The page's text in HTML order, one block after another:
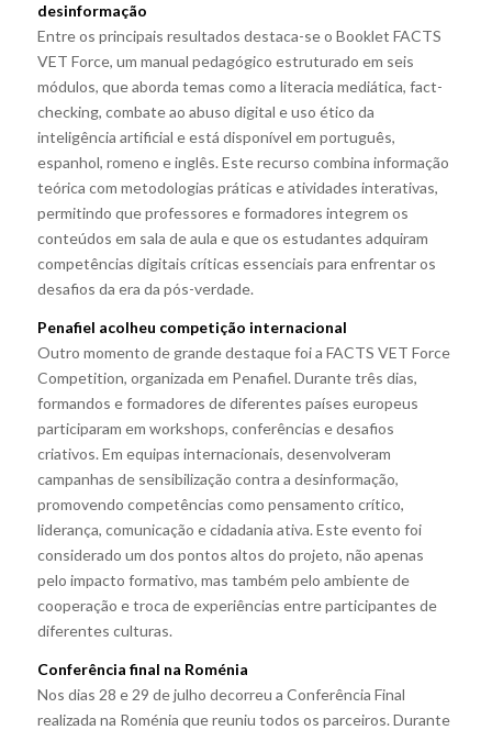
desinformação
Entre os principais resultados destaca-se o Booklet FACTS
VET Force, um manual pedagógico estruturado em seis
módulos, que aborda temas como a literacia mediática, fact-
checking, combate ao abuso digital e uso ético da
inteligência artificial e está disponível em português,
espanhol, romeno e inglês. Este recurso combina informação
teórica com metodologias práticas e atividades interativas,
permitindo que professores e formadores integrem os
conteúdos em sala de aula e que os estudantes adquiram
competências digitais críticas essenciais para enfrentar os
desafios da era da pós-verdade.
Penafiel acolheu competição internacional
Outro momento de grande destaque foi a FACTS VET Force
Competition, organizada em Penafiel. Durante três dias,
formandos e formadores de diferentes países europeus
participaram em workshops, conferências e desafios
criativos. Em equipas internacionais, desenvolveram
campanhas de sensibilização contra a desinformação,
promovendo competências como pensamento crítico,
liderança, comunicação e cidadania ativa. Este evento foi
considerado um dos pontos altos do projeto, não apenas
pelo impacto formativo, mas também pelo ambiente de
cooperação e troca de experiências entre participantes de
diferentes culturas.
Conferência final na Roménia
Nos dias 28 e 29 de julho decorreu a Conferência Final
realizada na Roménia que reuniu todos os parceiros. Durante